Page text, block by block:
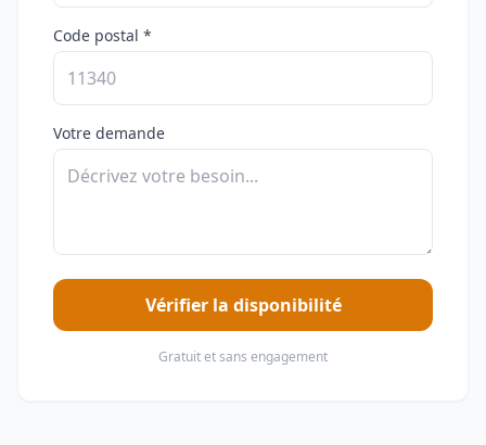
Code postal *
Votre demande
Vérifier la disponibilité
Gratuit et sans engagement